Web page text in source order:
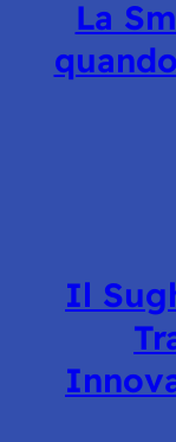
La
Il